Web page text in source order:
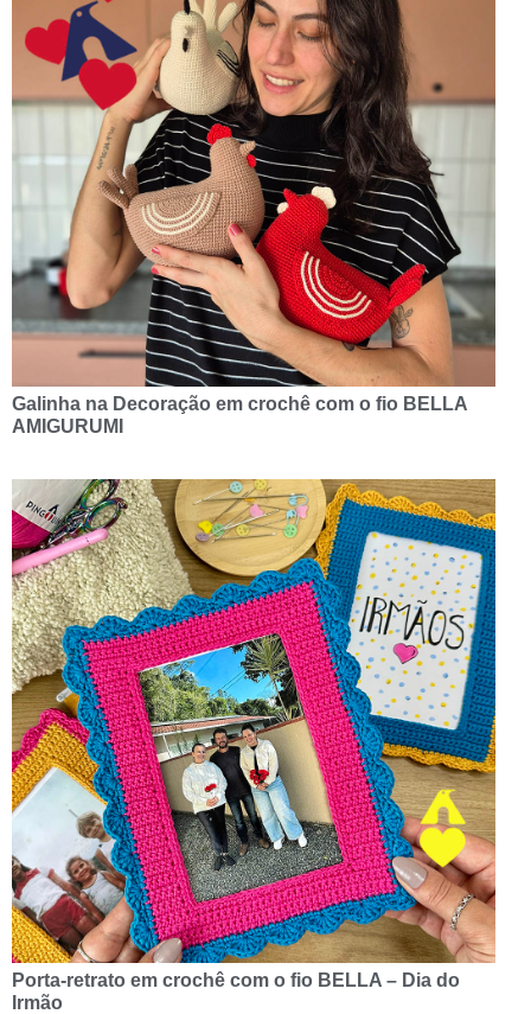
Galinha na Decoração em crochê com o fio BELLA
AMIGURUMI
Porta-retrato em crochê com o fio BELLA – Dia do
Irmão